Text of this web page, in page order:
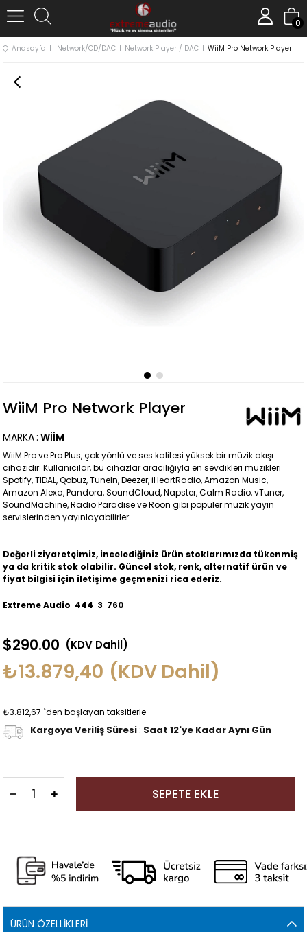
0
Anasayfa Network/CD/DAC Network Player / DAC WiiM Pro Network Player
WiiM Pro Network Player
MARKA: WIIM
WiiM Pro ve Pro Plus, çok yönlü ve ses kalitesi yüksek bir müzik akışı
cihazıdır. Kullanıcılar, bu cihazlar aracılığıyla en sevdikleri müzikleri
Spotify, TIDAL, Qobuz, TuneIn, Deezer, iHeartRadio, Amazon Music,
Amazon Alexa, Pandora, SoundCloud, Napster, Calm Radio, vTuner,
SoundMachine, Radio Paradise ve Roon gibi popüler müzik yayın
servislerinden yayınlayabilirler.
Değerli ziyaretçimiz, incelediğiniz ürün stoklarımızda tükenmiş
ya da kritik stok olabilir. Güncel stok, renk, alternatif ürün ve
fiyat bilgisi için iletişime geçmenizi rica ederiz.
Extreme Audio 444 3 760
$290.00 (KDV Dahil)
₺13.879,40 (KDV Dahil)
₺3.812,67 `den başlayan taksitlerle
Kargoya Veriliş Süresi : Saat 12'ye Kadar Aynı Gün
ÜRÜN ÖZELLIKLERI